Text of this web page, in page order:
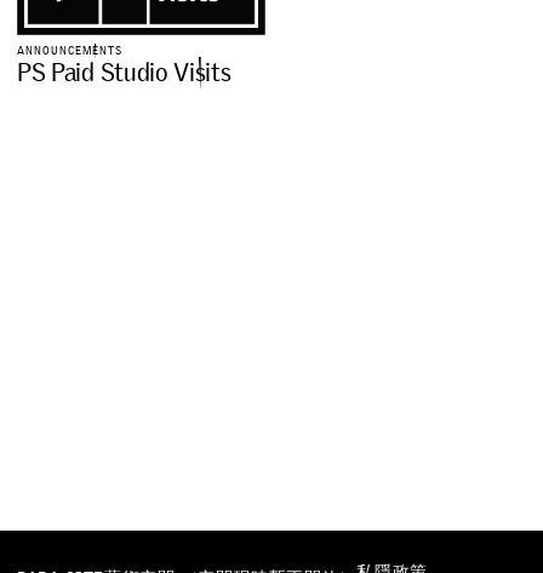
AN NOU NCEMENTS
PS Paid Studio Visits